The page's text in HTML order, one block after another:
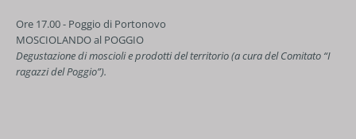
Ore 17.00 - Poggio di Portonovo
MOSCIOLANDO al POGGIO
Degustazione di moscioli e prodotti del territorio (a cura del Comitato “I
ragazzi del Poggio”).